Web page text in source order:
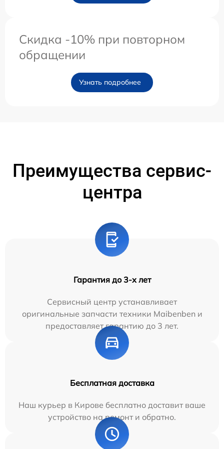
Скидка -10% при повторном
обращении
Узнать подробнее
Преимущества сервис-
центра
Гарантия до 3-х лет
Сервисный центр устанавливает
оригинальные запчасти техники Maibenben и
предоставляет гарантию до 3 лет.
Бесплатная доставка
Наш курьер в Кирове бесплатно доставит ваше
устройство на ремонт и обратно.